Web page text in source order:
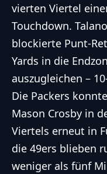
vierten Viertel
Touchdown.
blockierte Punt-
Yards in die
auszugleichen –
Die Packers
Mason Crosby in
Viertels erneut in
die 49ers blieben
weniger als fünf